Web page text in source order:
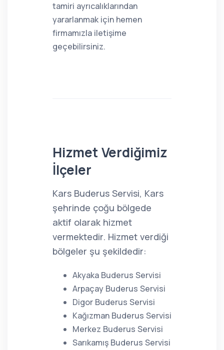
tamiri ayrıcalıklarından
yararlanmak için hemen
firmamızla iletişime
geçebilirsiniz.
Hizmet Verdiğimiz
İlçeler
Kars Buderus Servisi, Kars
şehrinde çoğu bölgede
aktif olarak hizmet
vermektedir. Hizmet verdiği
bölgeler şu şekildedir:
Akyaka Buderus Servisi
Arpaçay Buderus Servisi
Digor Buderus Servisi
Kağızman Buderus Servisi
Merkez Buderus Servisi
Sarıkamış Buderus Servisi